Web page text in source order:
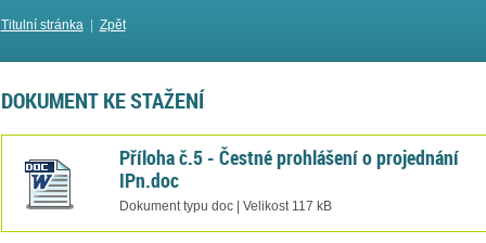
Titulní stránka| Zpět
DOKUMENT KE STAŽENÍ
Příloha č.5 - Čestné prohlášení o projednání
IPn.doc
Dokument typu doc | Velikost 117 kB